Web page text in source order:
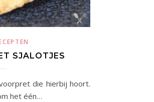
SJALOTJES
die hierbij hoort.
het één…